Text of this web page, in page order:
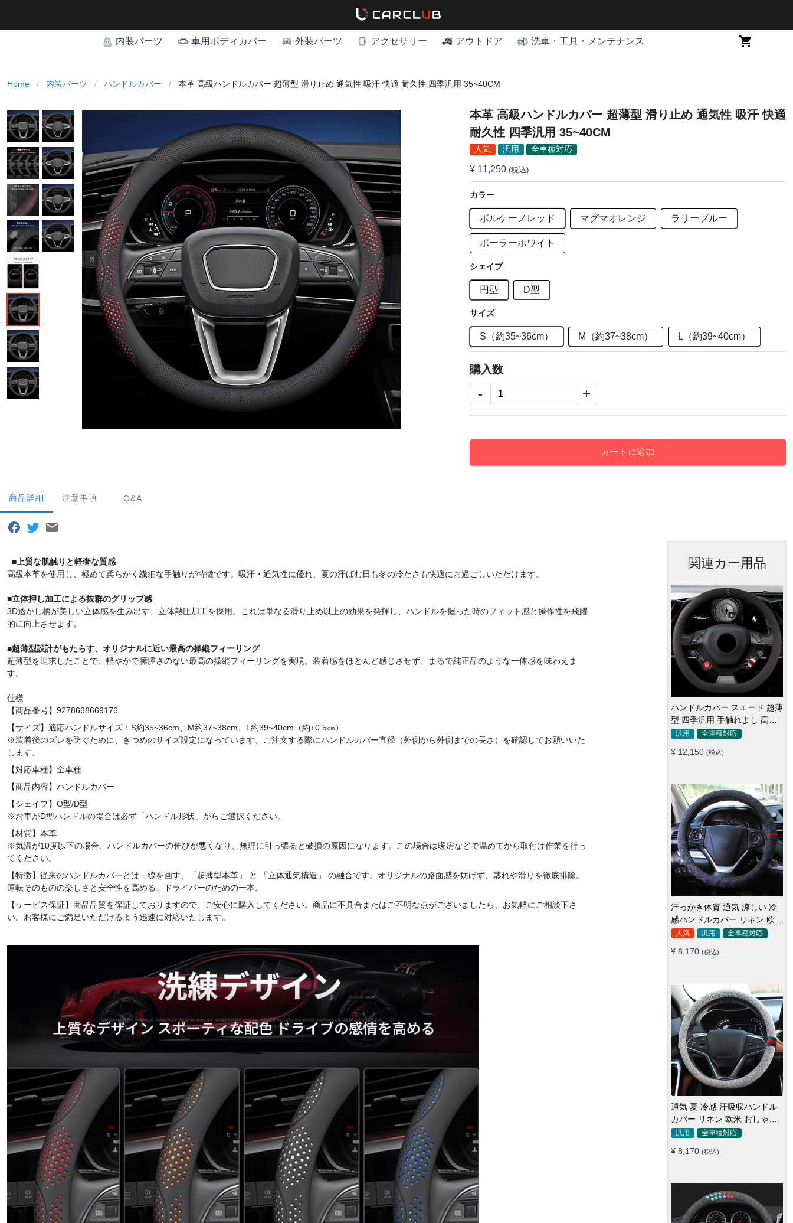
内装パーツ 車用ボディカバー 外装パーツ アクセサリー アウトドア 洗車・工具・メンテナンス
Home / 内装パーツ / ハンドルカバー / 本革 高級ハンドルカバー 超薄型 滑り止め 通気性 吸汗 快適 耐久性 四季汎用 35~40CM
本革 高級ハンドルカバー 超薄型 滑り止め 通気性 吸汗 快適
耐久性 四季汎用 35~40CM
人気 汎用 全車種対応
¥ 11,250 (税込)
カラー
ボルケーノレッド マグマオレンジ ラリーブルー
ポーラーホワイト
シェイプ
円型 D型
サイズ
S（約35~36cm） M（約37~38cm） L（約39~40cm）
購入数
- +
カートに追加
商品詳細 注意事項 Q&A
■ 上質な肌触りと軽奢な質感
高級本革を使用し、極めて柔らかく繊細な手触りが特徴です。吸汗・通気性に優れ、夏の汗ばむ日も冬の冷たさも快適にお過ごしいただけます。
■立体押し加工による抜群のグリップ感
3D透かし柄が美しい立体感を生み出す、立体熱圧加工を採用。これは単なる滑り止め以上の効果を発揮し、ハンドルを握った時のフィット感と操作性を飛躍
的に向上させます。
■超薄型設計がもたらす、オリジナルに近い最高の操縦フィーリング
超薄型を追求したことで、軽やかで臃腫さのない最高の操縦フィーリングを実現。装着感をほとんど感じさせず、まるで純正品のような一体感を味わえま
す。
仕様
【商品番号】9278668669176
【サイズ】適応ハンドルサイズ：S約35~36cm、M約37~38cm、L約39~40cm（約±0.5㎝）
※装着後のズレを防ぐために、きつめのサイズ設定になっています。ご注文する際にハンドルカバー直径（外側から外側までの長さ）を確認してお願いいた
します。
【対応車種】全車種
【商品内容】ハンドルカバー
【シェイプ】O型/D型
※お車がD型ハンドルの場合は必ず「ハンドル形状」からご選択ください。
【材質】本革
※気温が10度以下の場合、ハンドルカバーの伸びが悪くなり、無理に引っ張ると破損の原因になります。この場合は暖房などで温めてから取付け作業を行っ
てください。
【特徴】従来のハンドルカバーとは一線を画す、「超薄型本革」 と 「立体通気構造」 の融合です。オリジナルの路面感を妨げず、蒸れや滑りを徹底排除。
運転そのものの楽しさと安全性を高める、ドライバーのための一本。
【サービス保証】商品品質を保証しておりますので、ご安心に購入してください。商品に不具合またはご不明な点がございましたら、お気軽にご相談下さ
い。お客様にご満足いただけるよう迅速に対応いたします。
関連カー用品
ハンドルカバー スエード 超薄
型 四季汎用 手触れよし 高級
感 軽自動車 普通車 O/D型
汎用 全車種対応
¥ 12,150 (税込)
汗っかき体質 通気 涼しい 冷
感ハンドルカバー リネン 欧米
おしゃれ 安全 38CM
人気 汎用 全車種対応
¥ 8,170 (税込)
通気 夏 冷感 汗吸収ハンドル
カバー リネン 欧米 おしゃれ
安全 スッキリ Ｏ/D型汎用
汎用 全車種対応
¥ 8,170 (税込)